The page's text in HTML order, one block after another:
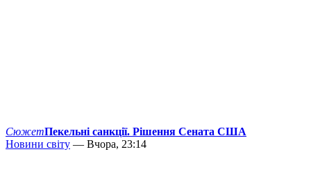
СюжетПекельні санкції. Рішення Сената США
Новини світу — Вчора, 23:14